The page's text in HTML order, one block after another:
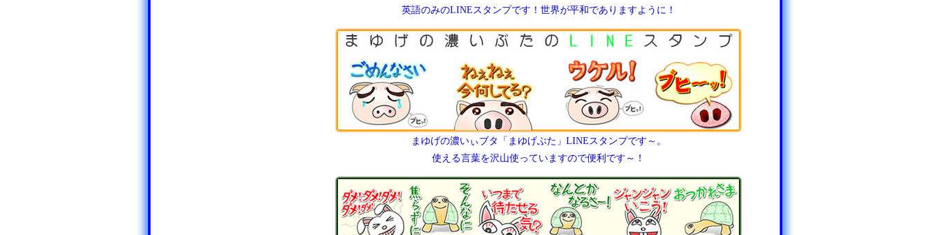
英語のみのLINEスタンプです！世界が平和でありますように！
まゆげの濃いぃブタ「まゆげぶた」LINEスタンプです～。
使える言葉を沢山使っていますので便利です～！